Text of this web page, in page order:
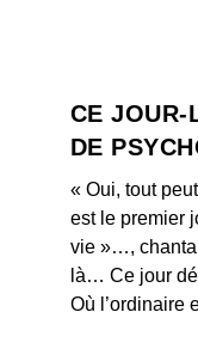
CE JOUR-
DE
« Oui, tout
est le premier
vie »…,
là… Ce jour
Où l’ordinaire